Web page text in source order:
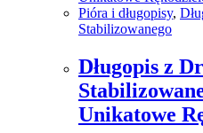
Pióra i długopisy,
Stabilizowanego
Długopis z
Unikatowe